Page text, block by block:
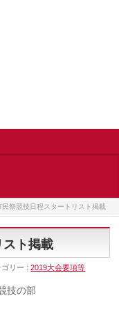
民祭競技日程スタートリスト掲載
スト掲載
ゴリー :2019大会要項等
技の部